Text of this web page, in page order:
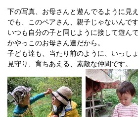
下の写真、お母さんと遊んでるように見
でも、このペアさん、親子じゃないんです
いつも自分の子と同じように接して遊ん
かやっこのお母さん達だから。
子ども達も、当たり前のように、いっし
見守り、育ちあえる、素敵な仲間です。